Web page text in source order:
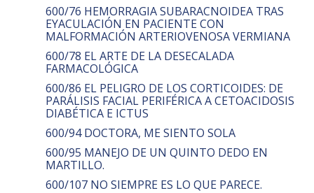
600/76 HEMORRAGIA SUBARACNOIDEA TRAS
EYACULACIÓN EN PACIENTE CON
MALFORMACIÓN ARTERIOVENOSA VERMIANA
600/78 EL ARTE DE LA DESECALADA
FARMACOLÓGICA
600/86 EL PELIGRO DE LOS CORTICOIDES: DE
PARÁLISIS FACIAL PERIFÉRICA A CETOACIDOSIS
DIABÉTICA E ICTUS
600/94 DOCTORA, ME SIENTO SOLA
600/95 MANEJO DE UN QUINTO DEDO EN
MARTILLO.
600/107 NO SIEMPRE ES LO QUE PARECE.